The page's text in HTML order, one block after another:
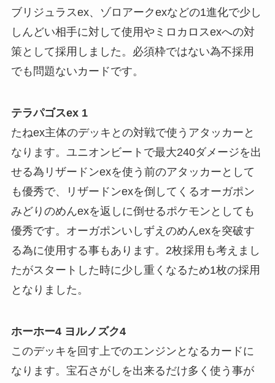
ブリジュラスex、ゾロアークexなどの1進化で少し
しんどい相手に対して使用やミロカロスexへの対
策として採用しました。必須枠ではない為不採用
でも問題ないカードです。
テラパゴスex 1
たねex主体のデッキとの対戦で使うアタッカーと
なります。ユニオンビートで最大240ダメージを出
せる為リザードンexを使う前のアタッカーとして
も優秀で、リザードンexを倒してくるオーガポン
みどりのめんexを返しに倒せるポケモンとしても
優秀です。オーガポンいしずえのめんexを突破す
る為に使用する事もあります。2枚採用も考えまし
たがスタートした時に少し重くなるため1枚の採用
となりました。
ホーホー4 ヨルノズク4
このデッキを回す上でのエンジンとなるカードに
なります。宝石さがしを出来るだけ多く使う事が